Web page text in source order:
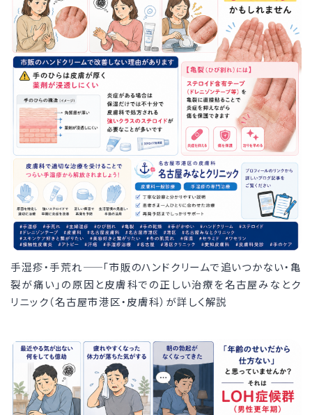
手湿疹・手荒れ——「市販のハンドクリームで追いつかない・亀
裂が痛い」の原因と皮膚科での正しい治療を名古屋みなとク
リニック（名古屋市港区・皮膚科）が詳しく解説